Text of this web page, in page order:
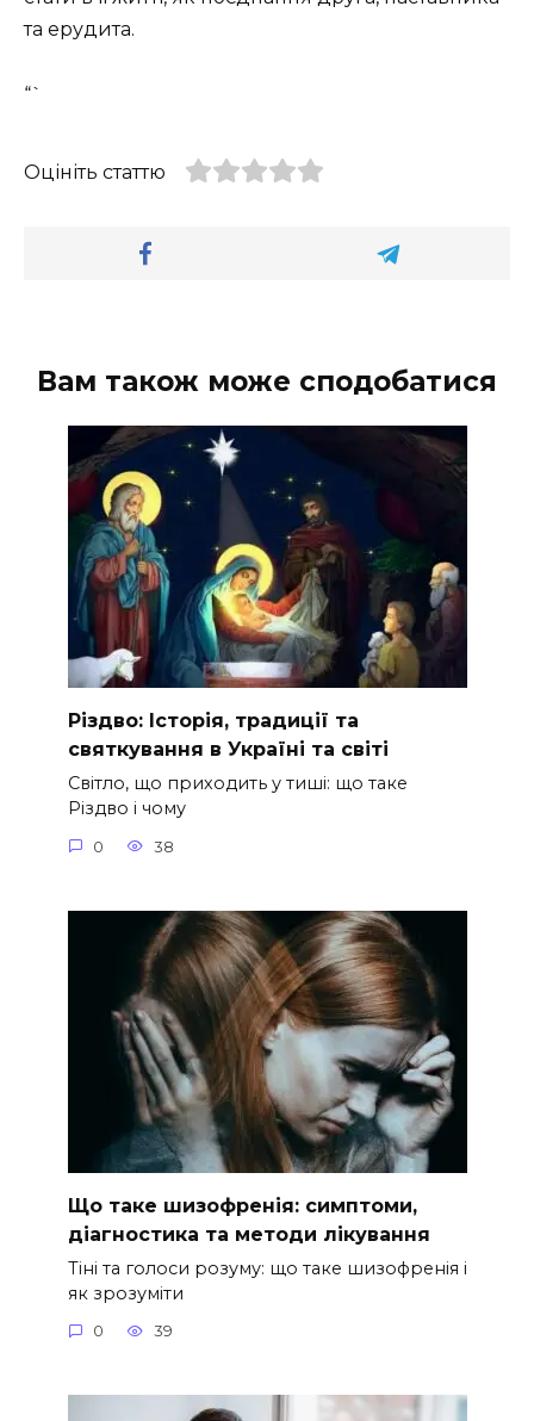
та ерудита.
“`
Оцініть статтю
Вам також може сподобатися
Різдво: Історія, традиції та
святкування в Україні та світі
Світло, що приходить у тиші: що таке
Різдво і чому
0 38
Що таке шизофренія: симптоми,
діагностика та методи лікування
Тіні та голоси розуму: що таке шизофренія і
як зрозуміти
0 39